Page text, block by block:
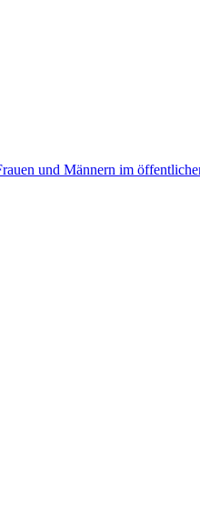
und Männern im